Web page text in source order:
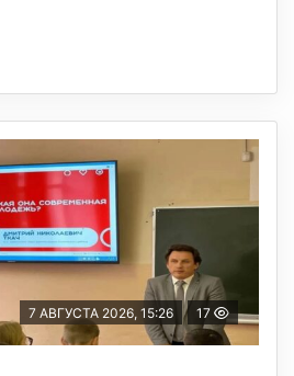
7 АВГУСТА 2026, 15:26 17